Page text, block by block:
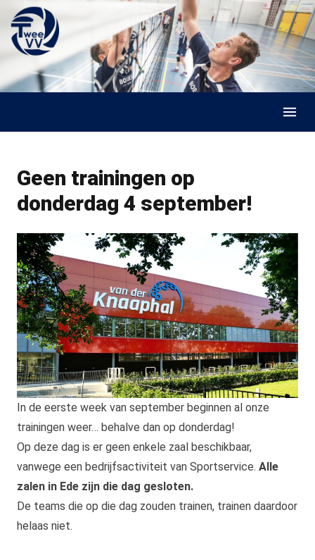
Skip to content
Geen trainingen op
donderdag 4 september!
In de eerste week van september beginnen al onze
trainingen weer… behalve dan op donderdag!
Op deze dag is er geen enkele zaal beschikbaar,
vanwege een bedrijfsactiviteit van Sportservice. Alle
zalen in Ede zijn die dag gesloten.
De teams die op die dag zouden trainen, trainen daardoor
helaas niet.